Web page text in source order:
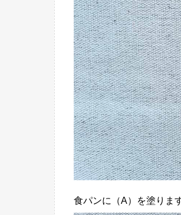
食パンに（A）を塗ります